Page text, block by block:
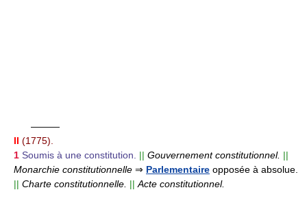
———
II (1775).
1 Soumis à une constitution. || Gouvernement constitutionnel. ||
Monarchie constitutionnelle ⇒ Parlementaire opposée à absolue.
|| Charte constitutionnelle. || Acte constitutionnel.